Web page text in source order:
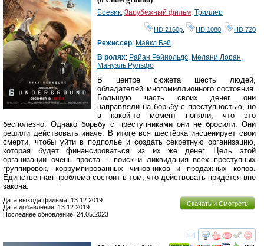
Боевик Зарубежный фильм Триллер
HD 2160р HD 1080 HD 720
Режиссер: Майкл Бэй
В ролях: Райан Рейнольдс Мелани Лоран
Мануэль Рульфо
В центре сюжета шесть людей,
обладателей многомиллионного состояния.
Большую часть своих денег они
направляли на борьбу с преступностью, но
в какой-то момент поняли, что это
бесполезно. Однако борьбу с преступниками они не бросили. Они
решили действовать иначе. В итоге вся шестёрка инсценирует свои
смерти, чтобы уйти в подполье и создать секретную организацию,
которая будет финансироваться из их же денег. Цель этой
организации очень проста – поиск и ликвидация всех преступных
группировок, коррумпированных чиновников и продажных копов.
Единственная проблема состоит в том, что действовать придётся вне
закона.
Скачать и Смотреть
Дата выхода фильма: 13.12.2019
Дата добавления: 13.12.2019
Последнее обновление: 24.05.2023
смотреть